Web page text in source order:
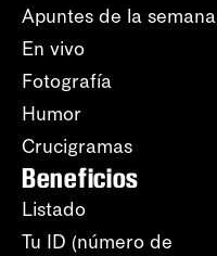
Apuntes de la semana
En vivo
Fotografía
Humor
Crucigramas
Beneficios
Listado
Tu ID (número de